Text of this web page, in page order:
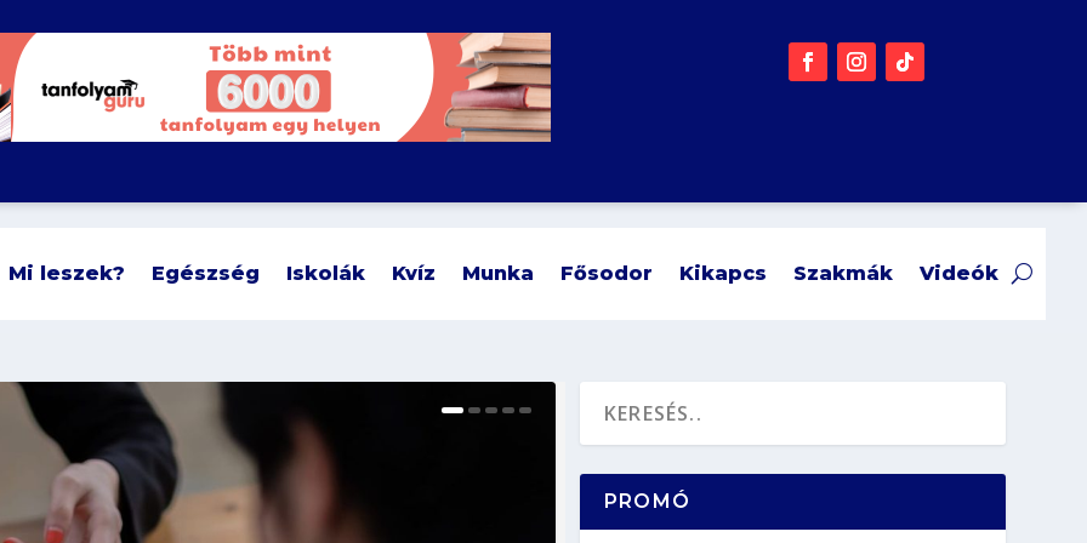
Mi leszek? Egészség Iskolák Kvíz Munka Fősodor Kikapcs Szakmák Videók
PROMÓ